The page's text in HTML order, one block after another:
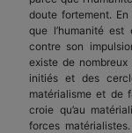
doute fortement.
que l’humanité
contre son
existe de
initiés et des
matérialisme et de
croie qu’au
forces